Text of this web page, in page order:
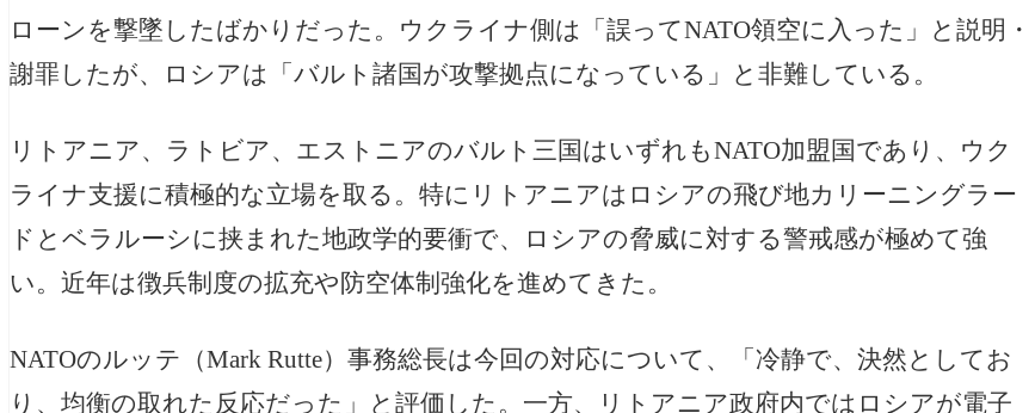
ローンを撃墜したばかりだった。ウクライナ側は「誤ってNATO領空に入った」と説明・
謝罪したが、ロシアは「バルト諸国が攻撃拠点になっている」と非難している。
リトアニア、ラトビア、エストニアのバルト三国はいずれもNATO加盟国であり、ウク
ライナ支援に積極的な立場を取る。特にリトアニアはロシアの飛び地カリーニングラー
ドとベラルーシに挟まれた地政学的要衝で、ロシアの脅威に対する警戒感が極めて強
い。近年は徴兵制度の拡充や防空体制強化を進めてきた。
NATOのルッテ（Mark Rutte）事務総長は今回の対応について、「冷静で、決然としてお
り、均衡の取れた反応だった」と評価した。一方、リトアニア政府内ではロシアが電子